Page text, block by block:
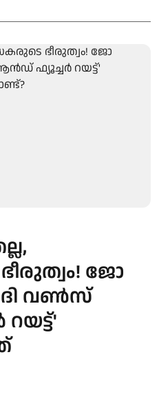
ജോ
വണ്‍സ്